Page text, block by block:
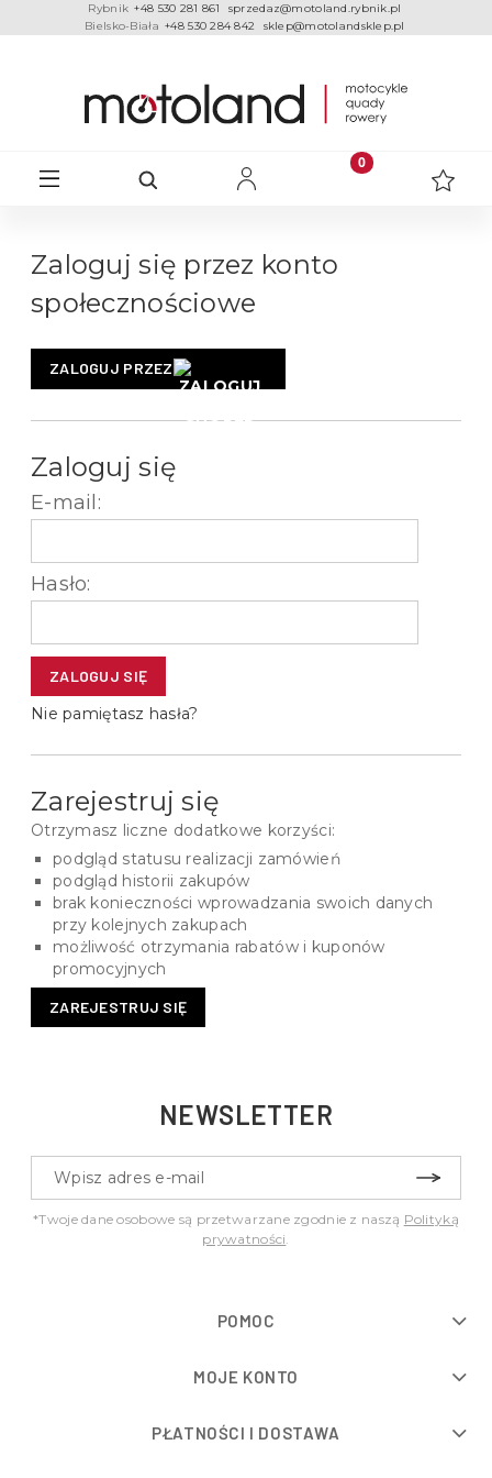
Rybnik +48 530 281 861
sprzedaz@motoland.rybnik.pl
Bielsko-Biała +48 530 284 842 sklep@motolandsklep.pl
Zaloguj się przez konto
społecznościowe
ZALOGUJ PRZEZ
Zaloguj się
E-mail:
Hasło:
ZALOGUJ SIĘ
Nie pamiętasz hasła?
Zarejestruj się
Otrzymasz liczne dodatkowe korzyści:
podgląd statusu realizacji zamówień
podgląd historii zakupów
brak konieczności wprowadzania swoich danych
przy kolejnych zakupach
możliwość otrzymania rabatów i kuponów
promocyjnych
ZAREJESTRUJ SIĘ
NEWSLETTER
*Twoje dane osobowe są przetwarzane zgodnie z naszą Polityką
prywatności
POMOC
MOJE KONTO
PŁATNOŚCI I DOSTAWA